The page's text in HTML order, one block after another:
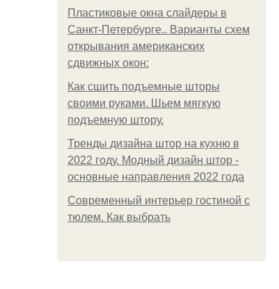
Пластиковые окна слайдеры в
Санкт-Петербурге.. Варианты схем
открывания американских
сдвижных окон:
Как сшить подъемные шторы
своими руками. Шьем мягкую
подъемную штору.
Тренды дизайна штор на кухню в
2022 году. Модный дизайн штор -
основные направления 2022 года
Современный интерьер гостиной с
тюлем. Как выбрать